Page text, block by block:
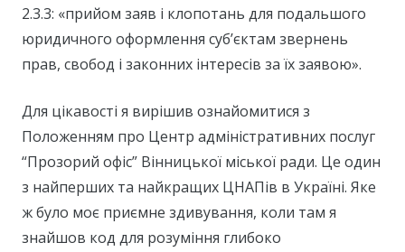
2.3.3: «прийом заяв і клопотань для подальшого
юридичного оформлення суб’єктам звернень
прав, свобод і законних інтересів за їх заявою».
Для цікавості я вирішив ознайомитися з
Положенням про Центр адміністративних послуг
“Прозорий офіс” Вінницької міської ради. Це один
з найперших та найкращих ЦНАПів в Україні. Яке
ж було моє приємне здивування, коли там я
знайшов код для розуміння глибоко